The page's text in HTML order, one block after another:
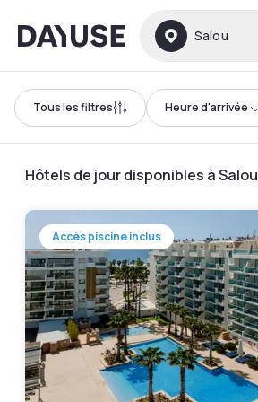
Dayuse Salou
Tous les filtres Heure d'arrivée
Hôtels de jour disponibles à Salou
Accès piscine inclus